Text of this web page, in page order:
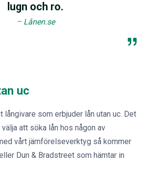
lugn och ro.
Lånen.se
uc
långivare som erbjuder lån utan uc. Det
att söka lån hos någon av
vårt jämförelseverktyg så kommer
Dun & Bradstreet som hämtar in